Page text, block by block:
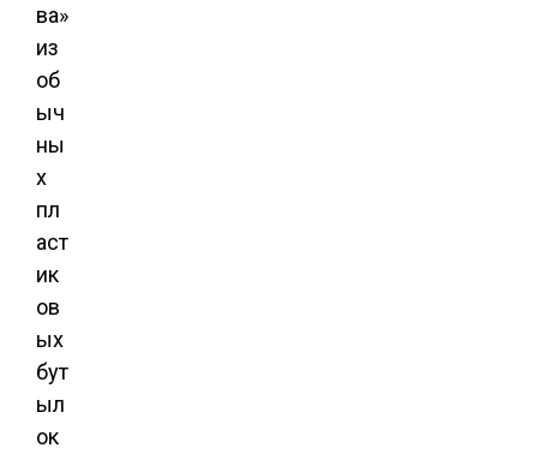
ва»
из
об
ыч
ны
х
пл
аст
ик
ов
ых
бут
ыл
ок